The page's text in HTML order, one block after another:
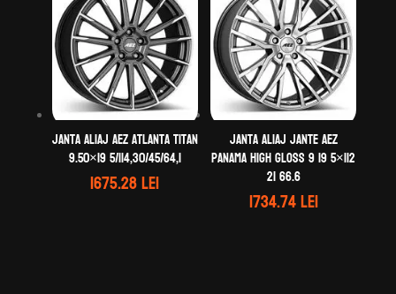
Janta aliaj AEZ Atlanta titan
9.50×19 5/114,30/45/64,1
1675.28lei
Janta aliaj Jante AEZ
Panama high gloss 9 19 5×112
21 66.6
1734.74lei